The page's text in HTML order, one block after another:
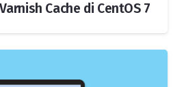
Cache di CentOS 7